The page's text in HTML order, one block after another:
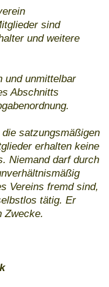
sind
und weitere
und unmittelbar
Abschnitts
satzungsmäßigen
erhalten keine
Niemand darf durch
Vereins fremd sind,
tätig. Er
Zwecke.